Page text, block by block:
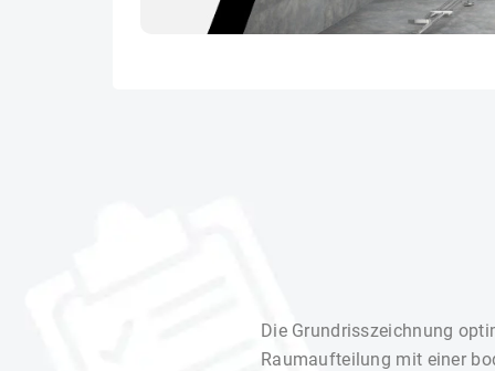
Die Grundrisszeichnung
Raumaufteilung mit einer